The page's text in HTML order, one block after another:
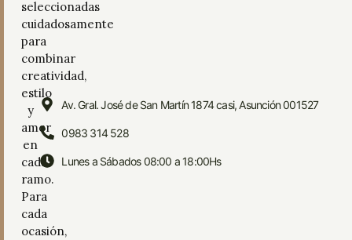
seleccionadas
cuidadosamente
para
combinar
creatividad,
estilo
y
amor
en
cada
ramo.
Para
cada
ocasión,
Av. Gral. José de San Martín 1874 casi, Asunción 001527
0983 314 528
Lunes a Sábados 08:00 a 18:00Hs